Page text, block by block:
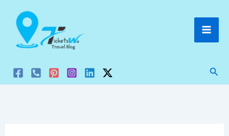
στο
περιεχόμενο